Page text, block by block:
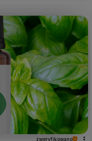
zweryfikowano